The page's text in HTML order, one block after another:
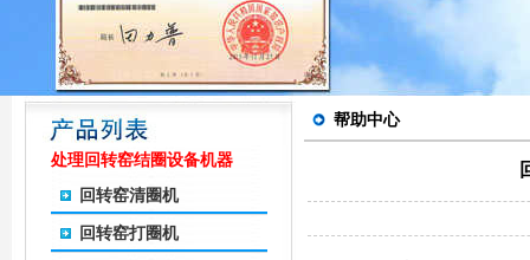
处理回转窑结圈设备机器
回转窑清圈机
回转窑打圈机
帮助中心